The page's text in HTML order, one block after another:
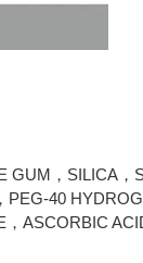
，SILICA
40
ASCORBIC